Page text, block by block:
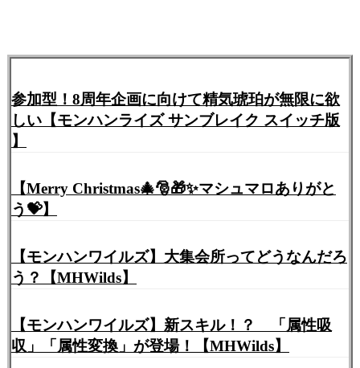
参加型！8周年企画に向けて精気琥珀が無限に欲
しい【モンハンライズ サンブレイク スイッチ版
】
【Merry Christmas🎄🎅🎁✨マシュマロありがと
う💝】
【モンハンワイルズ】大集会所ってどうなんだろ
う？【MHWilds】
【モンハンワイルズ】新スキル！？ 「属性吸
収」「属性変換」が登場！【MHWilds】